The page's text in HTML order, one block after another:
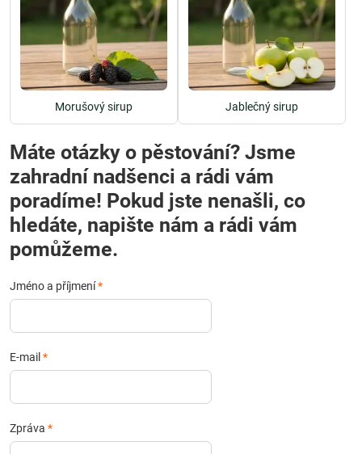
Morušový sirup Jablečný sirup
Máte otázky o pěstování? Jsme
zahradní nadšenci a rádi vám
poradíme! Pokud jste nenašli, co
hledáte, napište nám a rádi vám
pomůžeme.
Jméno a příjmení*
E-mail *
Zpráva *